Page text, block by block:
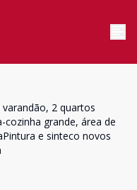
2 quartos
grande, área de
e sinteco novos